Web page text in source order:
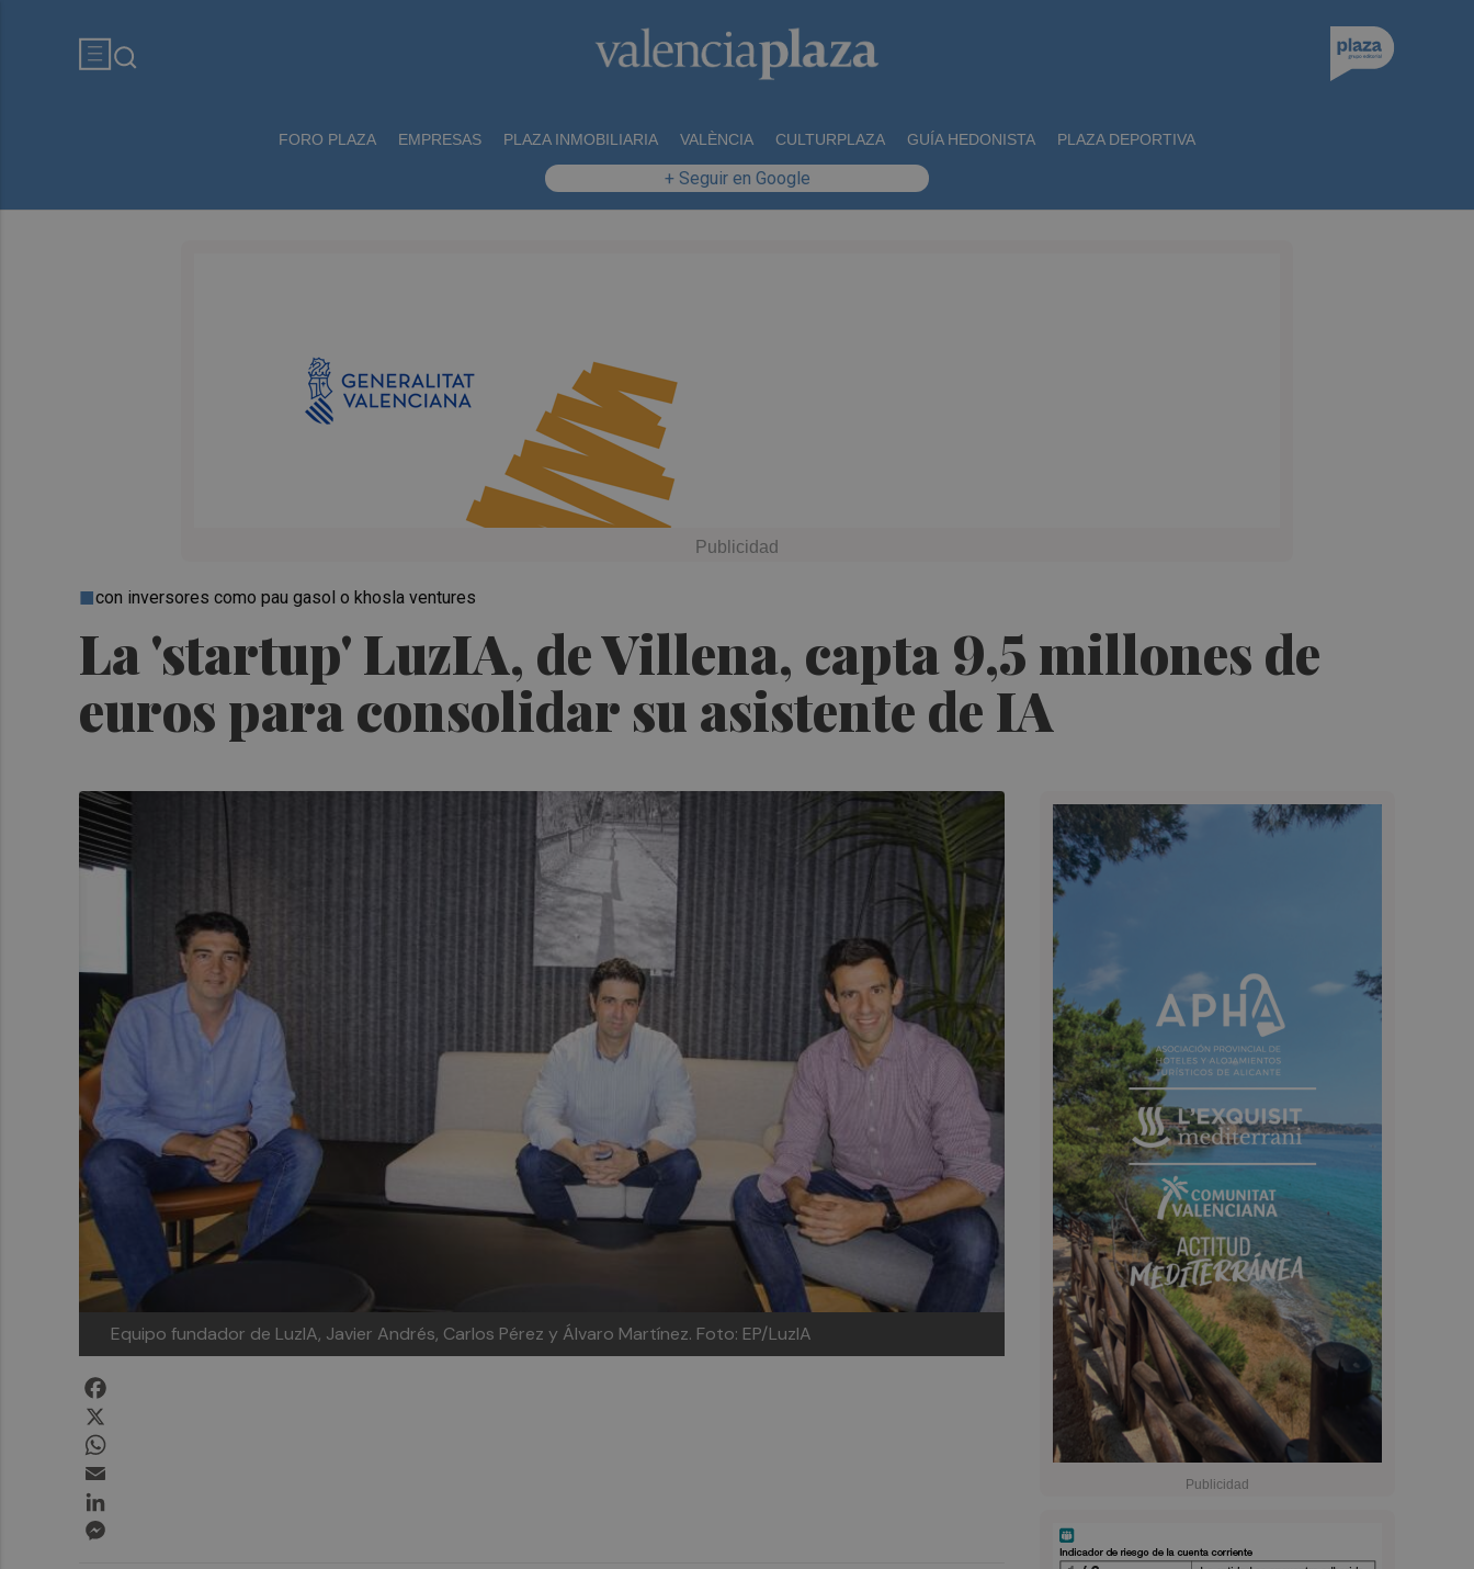
FORO PLAZA EMPRESAS PLAZA INMOBILIARIA VALÈNCIA CULTURPLAZA GUÍA HEDONISTA PLAZA DEPORTIVA
+ Seguir en Google
La 'startup' LuzIA, de Villena, capta 9,5 millones de
euros para consolidar su asistente de IA
con inversores como pau gasol o khosla ventures
Equipo fundador de LuzIA, Javier Andrés, Carlos Pérez y Álvaro Martínez. Foto: EP/LuzIA